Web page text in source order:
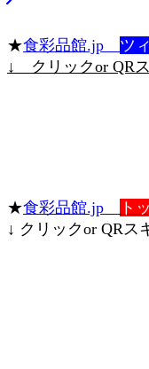
★食彩品館.jp ツ
↓ クリックor QR
★食彩品館.jp
ト
↓ クリックor QRス